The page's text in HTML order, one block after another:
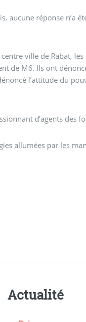
aucune réponse n’a
ville de Rabat,
de M6. Ils ont
l’attitude du
d’agents des
allumées par les
Actualité